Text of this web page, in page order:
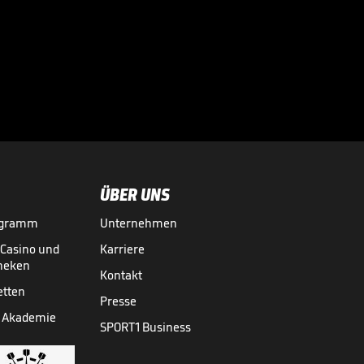
und
Akademie
ÜBER UNS
Unternehmen
Karriere
Kontakt
Presse
SPORT1 Business